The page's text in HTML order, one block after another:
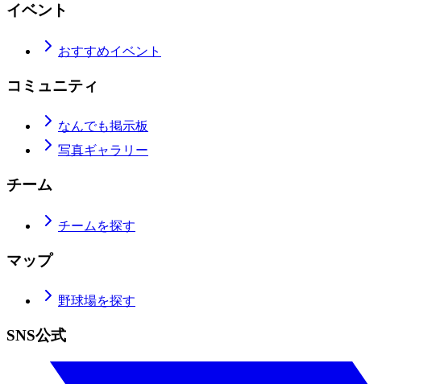
イベント
おすすめイベント
コミュニティ
なんでも掲示板
写真ギャラリー
チーム
チームを探す
マップ
野球場を探す
SNS公式